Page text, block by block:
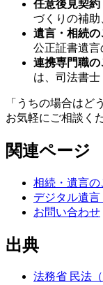
任意後見契
づくりの補
遺言・相続の
公正証書遺
連携専門職の
は、司法書
「うちの場合はど
お気軽にご相談く
関連ページ
相続・遺言の
デジタル遺
お問い合わせ
出典
法務省 民法